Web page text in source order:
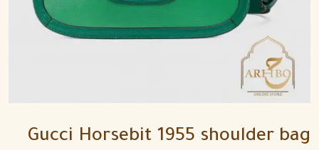
Gucci Horsebit 1955 shoulder bag